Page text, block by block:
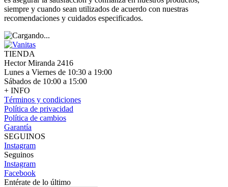
siempre y cuando sean utilizados de acuerdo con nuestras
recomendaciones y cuidados especificados.
TIENDA
Hector Miranda 2416
Lunes a Viernes de 10:30 a 19:00
Sábados de 10:00 a 15:00
+ INFO
Términos y condiciones
Política de privacidad
Política de cambios
Garantía
SEGUINOS
Instagram
Seguinos
Instagram
Facebook
Entérate de lo último